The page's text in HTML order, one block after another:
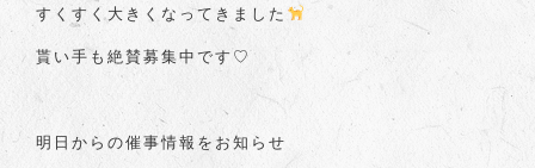
すくすく大きくなってきました
貰い手も絶賛募集中です♡
明日からの催事情報をお知らせ